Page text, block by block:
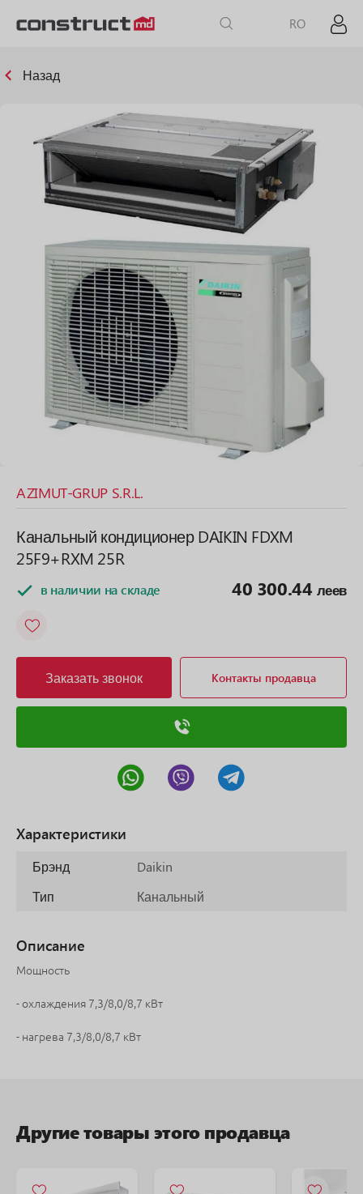
RO
Назад
AZIMUT-GRUP S.R.L.
Канальный кондиционер DAIKIN FDXM
25F9+RXM 25R
в наличии на складе 40 300.44 леев
Заказать звонок Контакты продавца
Характеристики
Брэнд
Daikin
Тип
Канальный
Описание
Мощность
- охлаждения 7,3/8,0/8,7 кВт
- нагрева 7,3/8,0/8,7 кВт
Другие товары этого продавца